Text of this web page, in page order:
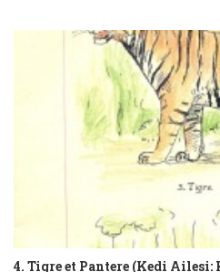
4. Tigre et Pantere (Kedi Ailesi: